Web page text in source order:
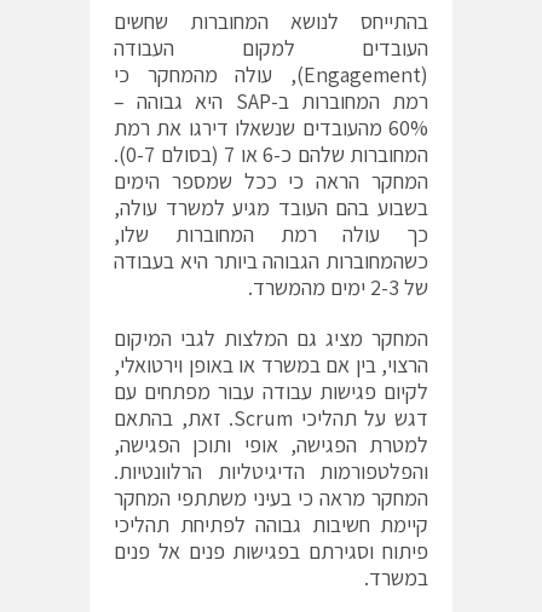
בהתייחס לנושא המחוברות שחשים
העובדים למקום העבודה
(Engagement), עולה מהמחקר כי
רמת המחוברות ב-SAP היא גבוהה –
60% מהעובדים שנשאלו דירגו את רמת
המחוברות שלהם כ-6 או 7 (בסולם 0-7).
המחקר הראה כי ככל שמספר הימים
בשבוע בהם העובד מגיע למשרד עולה,
כך עולה רמת המחוברות שלו,
כשהמחוברות הגבוהה ביותר היא בעבודה
של 2-3 ימים מהמשרד.
המחקר מציג גם המלצות לגבי המיקום
הרצוי, בין אם במשרד או באופן וירטואלי,
לקיום פגישות עבודה עבור מפתחים עם
דגש על תהליכי Scrum. זאת, בהתאם
למטרת הפגישה, אופי ותוכן הפגישה,
והפלטפורמות הדיגיטליות הרלוונטיות.
המחקר מראה כי בעיני משתתפי המחקר
קיימת חשיבות גבוהה לפתיחת תהליכי
פיתוח וסגירתם בפגישות פנים אל פנים
במשרד.